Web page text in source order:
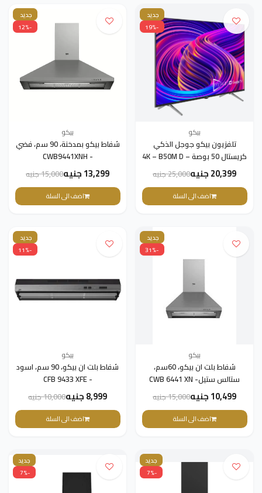
جديد
-19%
بيكو
تلفزيون بيكو جوجل الذكي
كريستال 50 بوصة – 4K – B50M D
895 A
20,399 جنيه 25,000 جنيه
اضف الى السلة
جديد
-12%
بيكو
شفاط بيكو بمدخنة، 90 سم، فضي
- CWB9441XNH
13,299 جنيه 15,000 جنيه
اضف الى السلة
جديد
-31%
بيكو
شفاط بلت ان بيكو، 60سم،
ستالس ستيل- CWB 6441 XN
10,499 جنيه 15,000 جنيه
اضف الى السلة
جديد
-11%
بيكو
شفاط بلت ان بيكو، 90 سم، اسود
- CFB 9433 XFE
8,999 جنيه 10,000 جنيه
اضف الى السلة
جديد
-7%
جديد
-7%